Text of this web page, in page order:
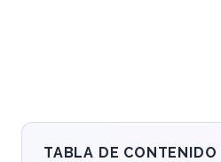
TABLA DE CONTENIDO